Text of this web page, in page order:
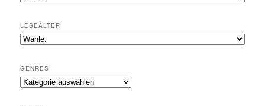
LESEALTER
GENRES
Genres